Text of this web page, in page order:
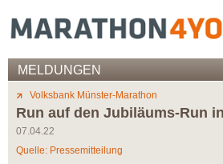
MELDUNGEN
Volksbank Münster-Marathon
Run auf den Jubiläums-Run
07.04.22
Quelle: Pressemitteilung